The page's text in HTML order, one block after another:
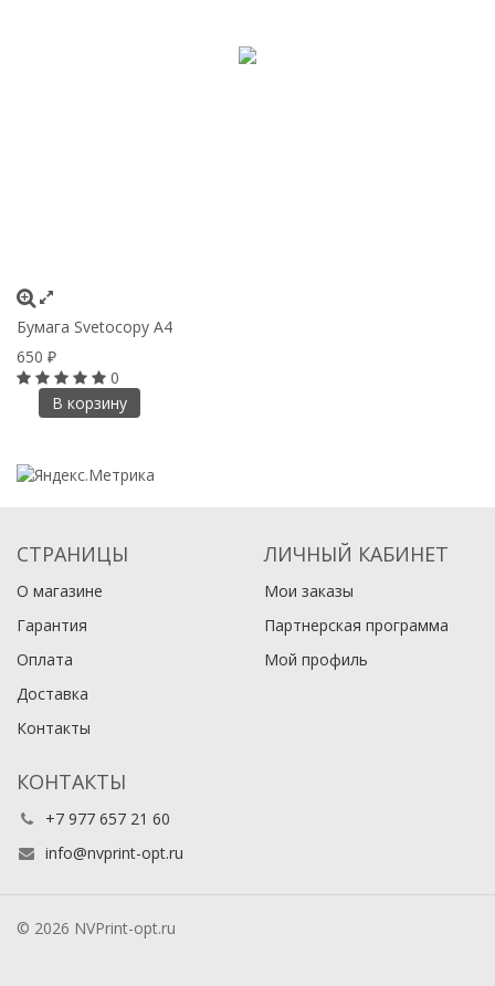
Бумага Svetocopy A4
650 ₽
0
В корзину
СТРАНИЦЫ
О магазине
Гарантия
Оплата
Доставка
Контакты
ЛИЧНЫЙ КАБИНЕТ
Мои заказы
Партнерская программа
Мой профиль
КОНТАКТЫ
+7 977 657 21 60
info@nvprint-opt.ru
© 2026 NVPrint-opt.ru